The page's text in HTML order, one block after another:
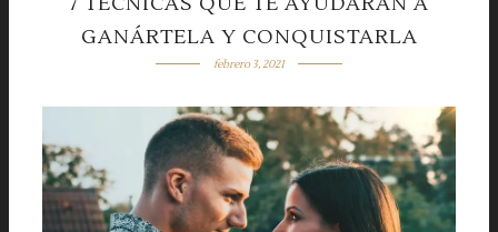
GANÁRTELA Y CONQUISTARLA
febrero 3, 2021